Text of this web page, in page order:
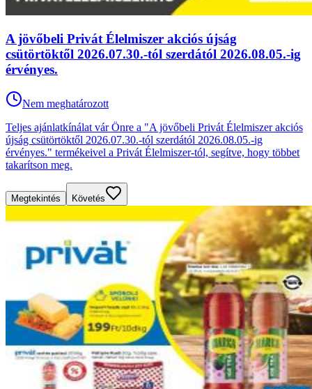
A jövőbeli Privát Élelmiszer akciós újság
csütörtöktől 2026.07.30.-tól szerdától 2026.08.05.-ig
érvényes.
Nem meghatározott
Teljes ajánlatkínálat vár Önre a "A jövőbeli Privát Élelmiszer akciós
újság csütörtöktől 2026.07.30.-tól szerdától 2026.08.05.-ig
érvényes." termékeivel a Privát Élelmiszer-tól, segítve, hogy többet
takarítson meg.
Megtekintés Követés